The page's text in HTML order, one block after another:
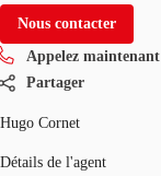
Nous contacter
Appelez maintenant
Partager
Hugo Cornet
Détails de l'agent